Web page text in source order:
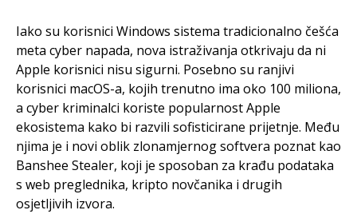
Iako su korisnici Windows sistema tradicionalno češća
meta cyber napada, nova istraživanja otkrivaju da ni
Apple korisnici nisu sigurni. Posebno su ranjivi
korisnici macOS-a, kojih trenutno ima oko 100 miliona,
a cyber kriminalci koriste popularnost Apple
ekosistema kako bi razvili sofisticirane prijetnje. Među
njima je i novi oblik zlonamjernog softvera poznat kao
Banshee Stealer, koji je sposoban za krađu podataka
s web preglednika, kripto novčanika i drugih
osjetljivih izvora.